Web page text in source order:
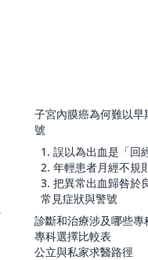
子宮內膜癌為何難以
號
1. 誤以為出血是「回
2. 年輕患者月經不規
3. 把異常出血歸咎於
常見症狀與警號
診斷和治療涉及哪些專
專科選擇比較表
公立與私家求醫路徑